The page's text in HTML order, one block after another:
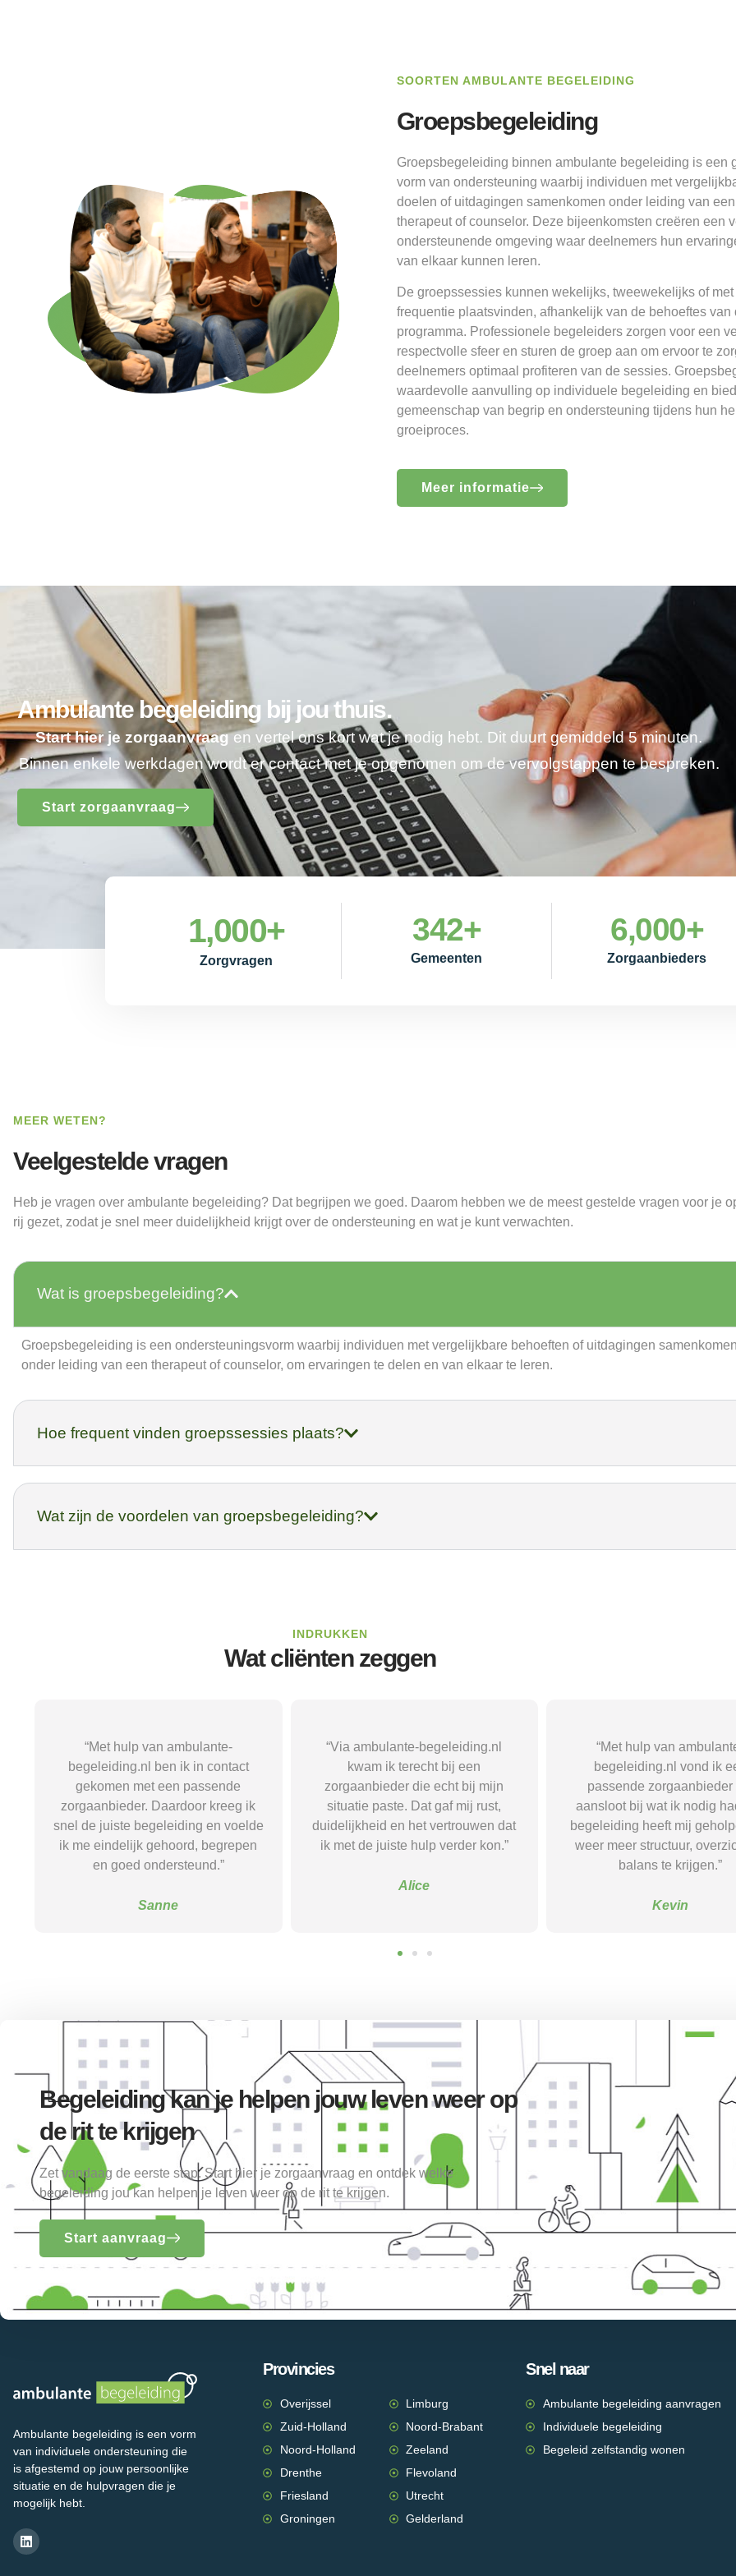
SOORTEN AMBULANTE BEGELEIDING
Groepsbegeleiding
Groepsbegeleiding binnen ambulante begeleiding is een
vorm van ondersteuning waarbij individuen met
doelen of uitdagingen samenkomen onder leiding van
therapeut of counselor. Deze bijeenkomsten creëren een
ondersteunende omgeving waar deelnemers hun
van elkaar kunnen leren.
De groepssessies kunnen wekelijks, tweewekelijks of
frequentie plaatsvinden, afhankelijk van de behoeftes van
programma. Professionele begeleiders zorgen voor een
respectvolle sfeer en sturen de groep aan om ervoor te
deelnemers optimaal profiteren van de sessies.
waardevolle aanvulling op individuele begeleiding en
gemeenschap van begrip en ondersteuning tijdens hun
groeiproces.
Meer informatie
Ambulante begeleiding bij jou thuis.
Start hier je zorgaanvraagen vertel ons kort wat je nodig hebt. Dit duurt gemiddeld 5 minuten.
Binnen enkele werkdagen wordt er contact met je opgenomen om de vervolgstappen te bespreken.
Start zorgaanvraag
Zorgvragen
1,000+
Gemeenten
342+
Zorgaanbieders
6,000+
MEER WETEN?
Veelgestelde vragen
Heb je vragen over ambulante begeleiding? Dat begrijpen we goed. Daarom hebben we de meest gestelde vragen voor je
rij gezet, zodat je snel meer duidelijkheid krijgt over de ondersteuning en wat je kunt verwachten.
Wat is groepsbegeleiding?
Groepsbegeleiding is een ondersteuningsvorm waarbij individuen met vergelijkbare behoeften of uitdagingen samenkomen
onder leiding van een therapeut of counselor, om ervaringen te delen en van elkaar te leren.
Hoe frequent vinden groepssessies plaats?
Wat zijn de voordelen van groepsbegeleiding?
INDRUKKEN
Wat cliënten zeggen
“Via ambulante-begeleiding.nl
kwam ik terecht bij een
zorgaanbieder die echt bij mijn
situatie paste. Dat gaf mij rust,
duidelijkheid en het vertrouwen dat
ik met de juiste hulp verder kon.”
“Met hulp van ambulante-
begeleiding.nl vond ik een
passende zorgaanbieder die
aansloot bij wat ik nodig had. De
begeleiding heeft mij geholpen om
weer meer structuur, overzicht en
“Met hulp van
begeleiding.nl ben ik in
gekomen met een
zorgaanbieder. Daardoor
snel de juiste begeleiding en
ik me eindelijk gehoord,
en goed ondersteund.”
Sanne
Begeleiding kan je helpen jouw leven weer op
de rit te krijgen
Zet vandaag de eerste stap. Start hier je zorgaanvraag en ontdek welke
begeleiding jou kan helpen je leven weer op de rit te krijgen.
Start aanvraag
Ambulante begeleiding is een vorm
van individuele ondersteuning die
is afgestemd op jouw persoonlijke
situatie en de hulpvragen die je
mogelijk hebt.
Provincies
Overijssel
Zuid-Holland
Noord-Holland
Drenthe
Friesland
Groningen
Limburg
Noord-Brabant
Zeeland
Flevoland
Utrecht
Gelderland
Snel naar
Ambulante begeleiding aanvragen
Individuele begeleiding
Begeleid zelfstandig wonen